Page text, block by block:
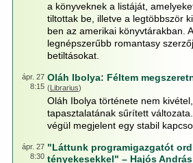
a könyveknek a listáját,
tiltottak be, illetve a legtöbbször
ben az amerikai könyvtárakban.
legnépszerűbb romantasy
betiltásokat.
ápr. 27
8:15
Oláh Ibolya: Féltem
(Librarius)
Oláh Ibolya története nem
tapasztalatának sűrített
végül megjelent egy stabil
ápr. 27
8:30
"Láttunk programigazgatót
tényekesekkel" – Hajós